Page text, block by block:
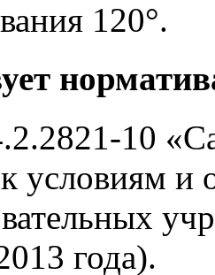
120°.
10
условиям и
года).